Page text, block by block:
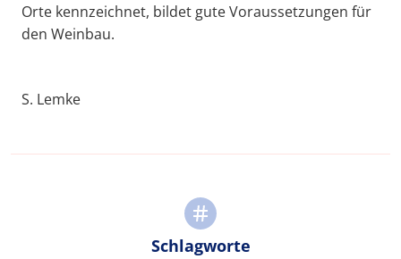
Orte kennzeichnet, bildet gute Voraussetzungen für
den Weinbau.
S. Lemke
Schlagworte